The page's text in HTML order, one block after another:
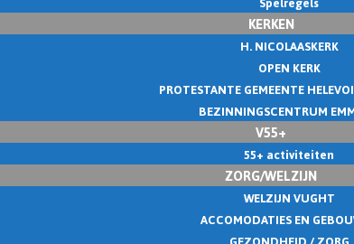
KERKEN
H. NICOLAASKERK
OPEN KERK
PROTESTANTE GEMEENTE
BEZINNINGSCENTRUM
V55+
55+ activiteiten
ZORG/WELZIJN
WELZIJN VUGHT
ACCOMODATIES EN